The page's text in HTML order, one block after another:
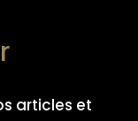
articles et